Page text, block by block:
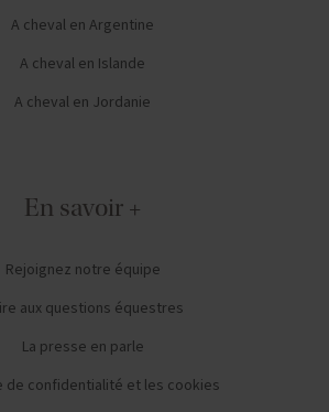
A cheval en Argentine
A cheval en Islande
A cheval en Jordanie
En savoir +
Rejoignez notre équipe
aux questions équestres
La presse en parle
de confidentialité et les cookies